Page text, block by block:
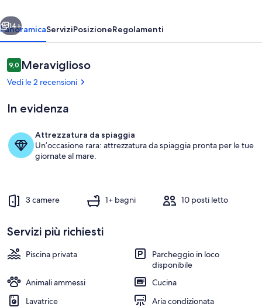
villa
sul
mare
Avanti
14+
PanoramicaServiziPosizioneRegolamenti
Recensioni
9,09,0 su 10
Meraviglioso
Vedi le 2 recensioni
In evidenza
Attrezzatura da spiaggia
Un’occasione rara: attrezzatura da spiaggia pronta per le tue
giornate al mare.
3 camere 1+ bagni 10 posti letto
Servizi più richiesti
Piscina privata
Parcheggio in loco
disponibile
Animali ammessi
Cucina
Lavatrice
Aria condizionata